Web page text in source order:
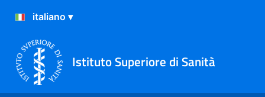
Istituto Superiore di Sanità